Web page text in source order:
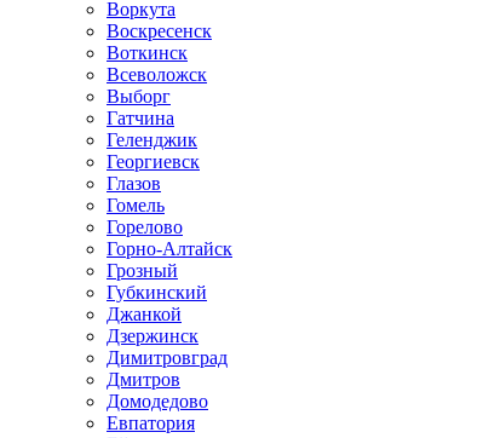
Воркута
Воскресенск
Воткинск
Всеволожск
Выборг
Гатчина
Геленджик
Георгиевск
Глазов
Гомель
Горелово
Горно-Алтайск
Грозный
Губкинский
Джанкой
Дзержинск
Димитровград
Дмитров
Домодедово
Евпатория